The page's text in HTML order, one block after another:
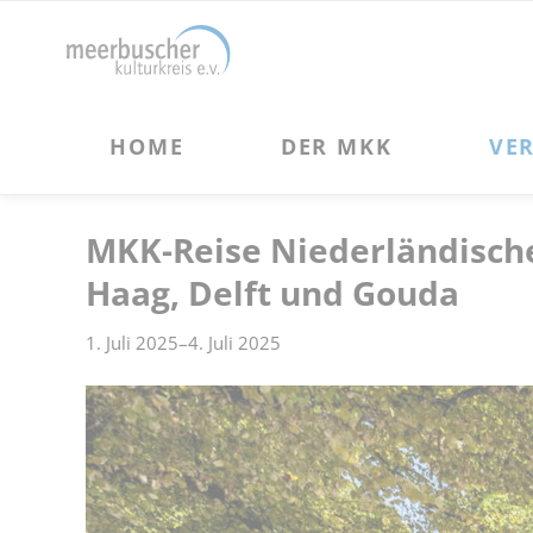
Förderprojekte des MKK
Vereinsgeschichte
Chronik des MKK
Satzung des MKK
Kulturveranstaltungen
MKK-Reise
Haag, Delft und Gouda
1. Juli 2025–4. Juli 2025